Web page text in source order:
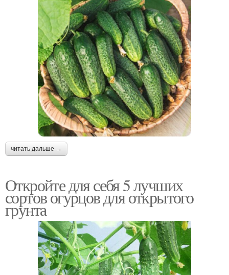
читать дальше →
Откройте для себя 5 лучших
сортов огурцов для открытого
грунта